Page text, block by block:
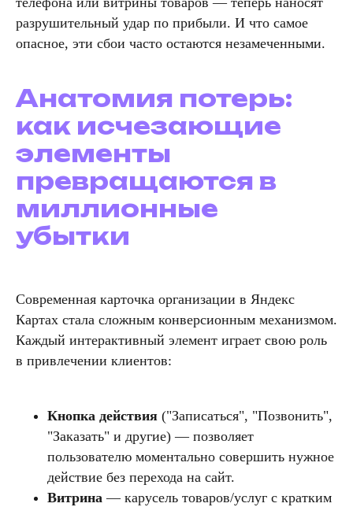
разрушительный удар по прибыли. И что самое
опасное, эти сбои часто остаются незамеченными.
Анатомия потерь:
как исчезающие
элементы
превращаются в
миллионные
убытки
Современная карточка организации в Яндекс
Картах стала сложным конверсионным механизмом.
Каждый интерактивный элемент играет свою роль
в привлечении клиентов:
Кнопка действия ("Записаться", "Позвонить",
"Заказать" и другие) — позволяет
пользователю моментально совершить нужное
действие без перехода на сайт.
Витрина — карусель товаров/услуг с кратким